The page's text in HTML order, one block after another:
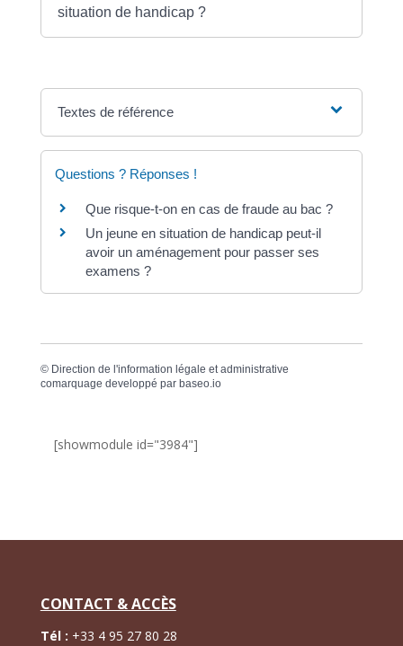
situation de handicap ?
Textes de référence
Questions ? Réponses !
Que risque-t-on en cas de fraude au bac ?
Un jeune en situation de handicap peut-il
avoir un aménagement pour passer ses
examens ?
© Direction de l'information légale et administrative
comarquage developpé par baseo.io
[showmodule id="3984"]
CONTACT & ACCÈS
Tél : +33 4 95 27 80 28